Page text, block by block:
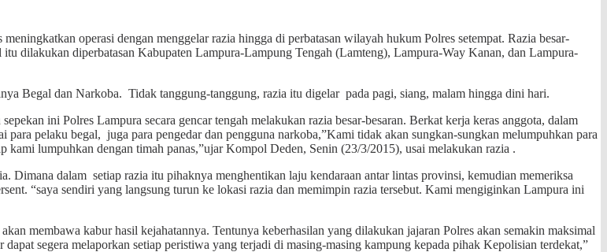
operasi dengan menggelar razia hingga di perbatasan wilayah hukum Polres setempat. Razia besar-
dilakukan diperbatasan Kabupaten Lampura-Lampung Tengah (Lamteng), Lampura-Way Kanan, dan Lampura-
Begal dan Narkoba. Tidak tanggung-tanggung, razia itu digelar pada pagi, siang, malam hingga dini hari.
ini Polres Lampura secara gencar tengah melakukan razia besar-besaran. Berkat kerja keras anggota, dalam
pelaku begal, juga para pengedar dan pengguna narkoba,”Kami tidak akan sungkan-sungkan melumpuhkan para
lumpuhkan dengan timah panas,”ujar Kompol Deden, Senin (23/3/2015), usai melakukan razia .
dalam setiap razia itu pihaknya menghentikan laju kendaraan antar lintas provinsi, kemudian memeriksa
“saya sendiri yang langsung turun ke lokasi razia dan memimpin razia tersebut. Kami mengiginkan Lampura ini
membawa kabur hasil kejahatannya. Tentunya keberhasilan yang dilakukan jajaran Polres akan semakin maksimal
segera melaporkan setiap peristiwa yang terjadi di masing-masing kampung kepada pihak Kepolisian terdekat,”